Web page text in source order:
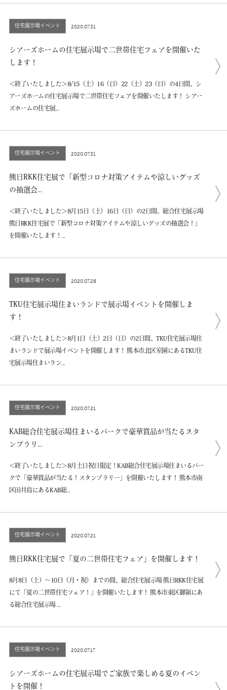
住宅展示場イベント 2020.07.31
シアーズホームの住宅展示場で二世帯住宅フェアを開催いた
します！
＜終了いたしました＞8/15（土）16（日）22（土）23（日）の4日間、シ
アーズホームの住宅展示場で二世帯住宅フェアを開催いたします！ シアー
ズホームの住宅展...
住宅展示場イベント 2020.07.31
熊日RKK住宅展で「新型コロナ対策アイテムや涼しいグッズ
の抽選会...
＜終了いたしました＞8月15日（土）16日（日）の2日間、総合住宅展示場
熊日RKK住宅展で「新型コロナ対策アイテムや涼しいグッズの抽選会！」
を開催いたします！...
住宅展示場イベント 2020.07.28
TKU住宅展示場住まいランドで展示場イベントを開催しま
す！
＜終了いたしました＞8月1日（土）2日（日）の2日間、TKU住宅展示場住
まいランドで展示場イベントを開催します！ 熊本市北区室園にあるTKU住
宅展示場住まいラン...
住宅展示場イベント 2020.07.21
KAB総合住宅展示場住まいるパークで豪華賞品が当たるスタ
ンプラリ...
＜終了いたしました＞8月土日祝日限定！KAB総合住宅展示場住まいるパー
クで「豪華賞品が当たる！スタンプラリー」を開催いたします！ 熊本市南
区田井島にあるKAB総...
住宅展示場イベント 2020.07.21
熊日RKK住宅展で「夏の二世帯住宅フェア」を開催します！
8月8日（土）～10日（月・祝）までの間、総合住宅展示場 熊日RKK住宅展
にて「夏の二世帯住宅フェア！」を開催いたします！ 熊本市東区御領にあ
る総合住宅展示場 ...
住宅展示場イベント 2020.07.17
シアーズホームの住宅展示場でご家族で楽しめる夏のイベン
トを開催！